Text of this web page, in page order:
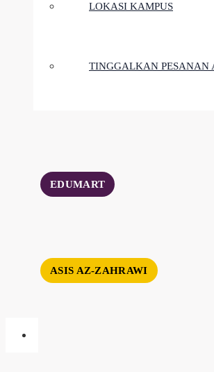
LOKASI KAMPUS
TINGGALKAN PESANAN
EDUMART
ASIS AZ-ZAHRAWI